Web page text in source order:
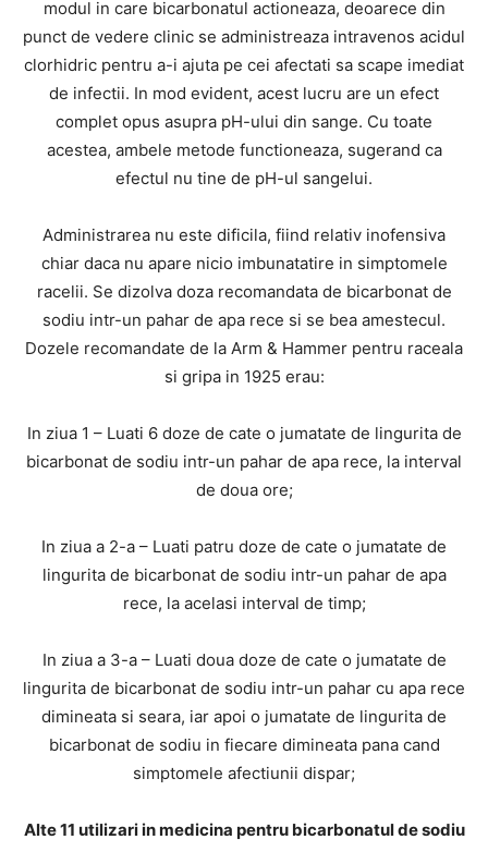
modul in care bicarbonatul actioneaza, deoarece din
punct de vedere clinic se administreaza intravenos acidul
clorhidric pentru a-i ajuta pe cei afectati sa scape imediat
de infectii. In mod evident, acest lucru are un efect
complet opus asupra pH-ului din sange. Cu toate
acestea, ambele metode functioneaza, sugerand ca
efectul nu tine de pH-ul sangelui.
Administrarea nu este dificila, fiind relativ inofensiva
chiar daca nu apare nicio imbunatatire in simptomele
racelii. Se dizolva doza recomandata de bicarbonat de
sodiu intr-un pahar de apa rece si se bea amestecul.
Dozele recomandate de la Arm & Hammer pentru raceala
si gripa in 1925 erau:
In ziua 1 – Luati 6 doze de cate o jumatate de lingurita de
bicarbonat de sodiu intr-un pahar de apa rece, la interval
de doua ore;
In ziua a 2-a – Luati patru doze de cate o jumatate de
lingurita de bicarbonat de sodiu intr-un pahar de apa
rece, la acelasi interval de timp;
In ziua a 3-a – Luati doua doze de cate o jumatate de
lingurita de bicarbonat de sodiu intr-un pahar cu apa rece
dimineata si seara, iar apoi o jumatate de lingurita de
bicarbonat de sodiu in fiecare dimineata pana cand
simptomele afectiunii dispar;
Alte 11 utilizari in medicina pentru bicarbonatul de sodiu